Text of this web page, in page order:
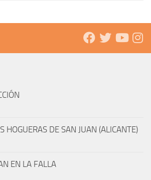
HOGUERAS DE SAN JUAN (ALICANTE)
EN LA FALLA